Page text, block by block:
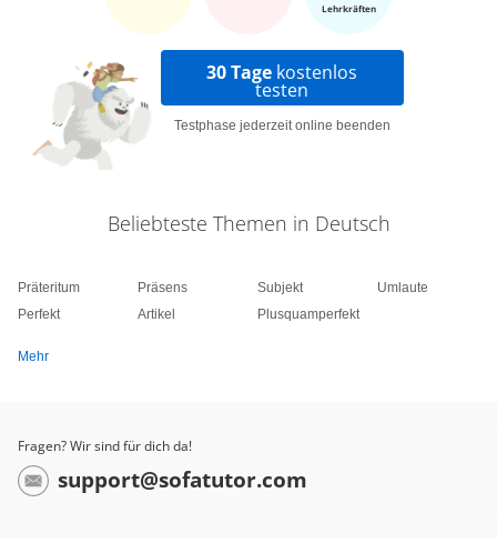
Lehrkräften
30 Tage kostenlos
testen
Testphase jederzeit online beenden
Beliebteste Themen in Deutsch
Präteritum
Perfekt
Präsens
Artikel
Subjekt
Plusquamperfekt
Umlaute
Mehr
Fragen? Wir sind für dich da!
support@sofatutor.com